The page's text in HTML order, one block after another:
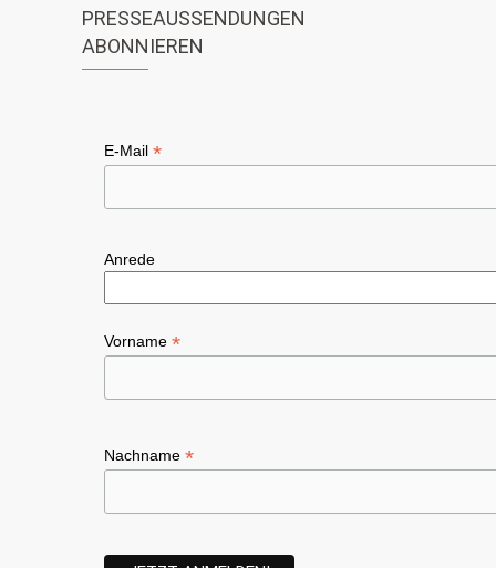
PRESSEAUSSENDUNGEN
ABONNIEREN
E-Mail *
Anrede
Vorname *
Nachname *